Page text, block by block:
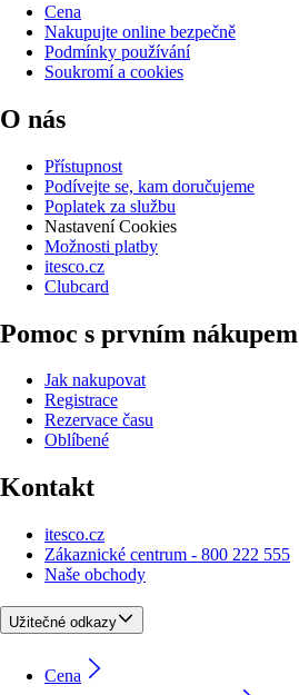
Cena
Nakupujte online bezpečně
Podmínky používání
Soukromí a cookies
O nás
Přístupnost
Podívejte se, kam doručujeme
Poplatek za službu
Nastavení Cookies
Možnosti platby
itesco.cz
Clubcard
Pomoc s prvním nákupem
Jak nakupovat
Registrace
Rezervace času
Oblíbené
Kontakt
itesco.cz
Zákaznické centrum - 800 222 555
Naše obchody
Užitečné odkazy
Cena